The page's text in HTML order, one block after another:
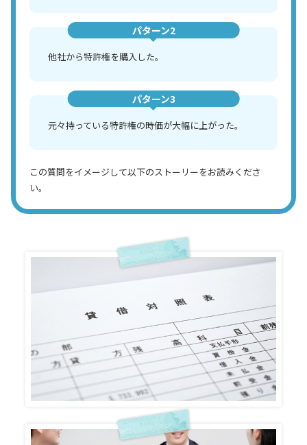
パターン2
他社から特許権を購入した。
パターン3
元々持っている特許権の時価が大幅に上がった。
この質問をイメージして以下のストーリーをお読みくださ
い。